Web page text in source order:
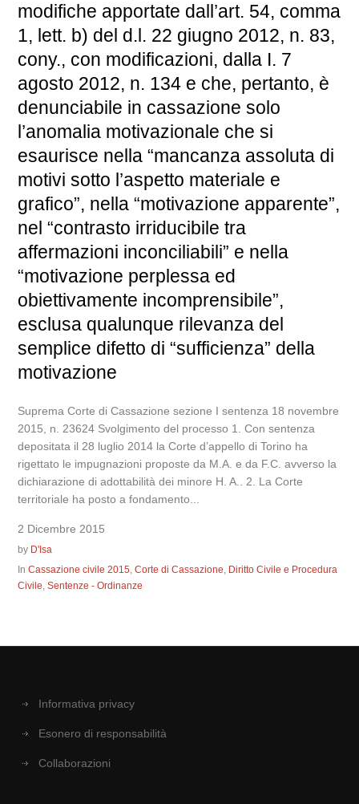
modifiche apportate dall’art. 54, comma
1, lett. b) del d.l. 22 giugno 2012, n. 83,
cony., con modificazioni, dalla I. 7
agosto 2012, n. 134 e che, pertanto, è
denunciabile in cassazione solo
l’anomalia motivazionale che si
esaurisce nella “mancanza assoluta di
motivi sotto l’aspetto materiale e
grafico”, nella “motivazione apparente”,
nel “contrasto irriducibile tra
affermazioni inconciliabili” e nella
“motivazione perplessa ed
obiettivamente incomprensibile”,
esclusa qualunque rilevanza del
semplice difetto di “sufficienza” della
motivazione
Suprema Corte di Cassazione sezione I sentenza 18 novembre
2015, n. 23624 Svolgimento del processo 1. Con sentenza
depositata il 28 luglio 2014 la Corte d’appello di Torino ha
rigettato le impugnazioni proposte da M.A. e da F.C. avverso la
dichiarazione di adottabilità dei minore H. A.. 2. La Corte
territoriale ha posto a fondamento...
2 Dicembre 2015
by D'Isa
InCassazione civile 2015,Corte di Cassazione, Diritto Civile e Procedura
Civile,Sentenze - Ordinanze
Informativa privacy
Esonero di responsabilità
Collaborazioni